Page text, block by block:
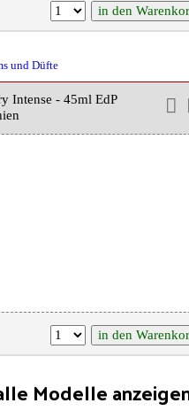
und Düfte
Intense - 45ml EdP
Modelle